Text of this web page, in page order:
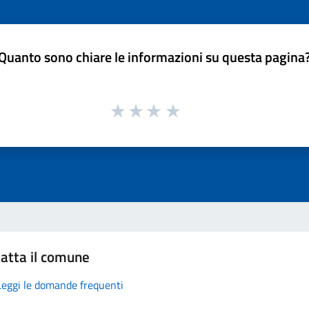
sono chiare le informazioni su questa
il comune
le domande frequenti